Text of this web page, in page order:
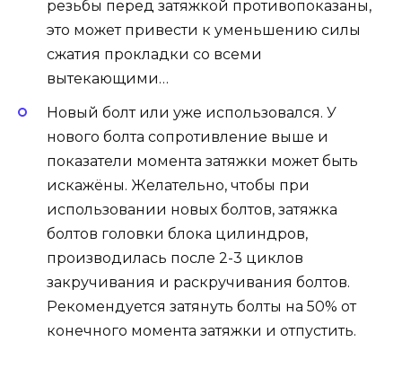
резьбы перед затяжкой противопоказаны,
это может привести к уменьшению силы
сжатия прокладки со всеми
вытекающими…
Новый болт или уже использовался. У
нового болта сопротивление выше и
показатели момента затяжки может быть
искажёны. Желательно, чтобы при
использовании новых болтов, затяжка
болтов головки блока цилиндров,
производилась после 2-3 циклов
закручивания и раскручивания болтов.
Рекомендуется затянуть болты на 50% от
конечного момента затяжки и отпустить.